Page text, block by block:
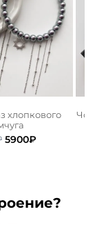
хлопкового
Первоначальная
5900₽